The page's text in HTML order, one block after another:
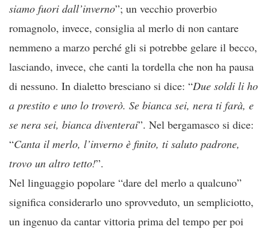
siamo fuori dall’inverno”; un vecchio proverbio
romagnolo, invece, consiglia al merlo di non cantare
nemmeno a marzo perché gli si potrebbe gelare il becco,
lasciando, invece, che canti la tordella che non ha pausa
di nessuno. In dialetto bresciano si dice: “Due soldi li ho
a prestito e uno lo troverò. Se bianca sei, nera ti farà, e
se nera sei, bianca diventerai”. Nel bergamasco si dice:
“Canta il merlo, l’inverno è finito, ti saluto padrone,
trovo un altro tetto!”.
Nel linguaggio popolare “dare del merlo a qualcuno”
significa considerarlo uno sprovveduto, un sempliciotto,
un ingenuo da cantar vittoria prima del tempo per poi